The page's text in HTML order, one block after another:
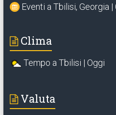
Eventi a Tbilisi, Georgia
Clima
Tempo a Tbilisi | Oggi
Valuta